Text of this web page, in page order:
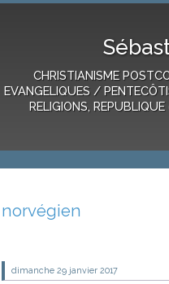
CHRISTIANISME
EVANGELIQUES /
RELIGIONS,
norvégien
dimanche 29 janvier 2017